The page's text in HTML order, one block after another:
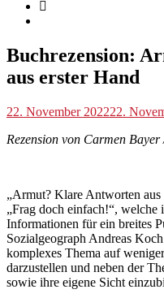
Blog
Buchrezension:
aus erster Hand
p.geschwendtner
22. November 202222.
Rezension von Carmen
„Armut? Klare Antworten
„Frag doch einfach!“,
Informationen für ein breites
Sozialgeograph Andreas
komplexes Thema auf
darzustellen und neben der
sowie ihre eigene Sicht